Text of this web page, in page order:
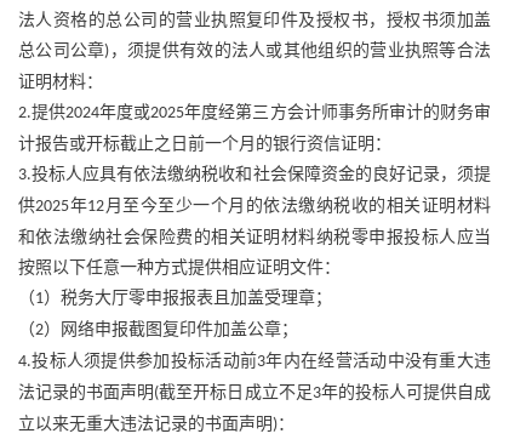
法人资格的总公司的营业执照复印件及授权书，授权书须加盖
总公司公章) ，须提供有效的法人或其他组织的营业执照等合法
证明材料：
2.提供2024年度或2025年度经第三方会计师事务所审计的财务审
计报告或开标截止之日前一个月的银行资信证明：
3.投标人应具有依法缴纳税收和社会保障资金的良好记录，须提
供2025年12月至今至少一个月的依法缴纳税收的相关证明材料
和依法缴纳社会保险费的相关证明材料纳税零申报投标人应当
按照以下任意一种方式提供相应证明文件：
（1）税务大厅零申报报表且加盖受理章；
（2）网络申报截图复印件加盖公章；
4.投标人须提供参加投标活动前3年内在经营活动中没有重大违
法记录的书面声明 (截至开标日成立不足3年的投标人可提供自成
立以来无重大违法记录的书面声明 )：